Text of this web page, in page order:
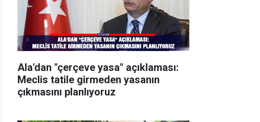
Ala'dan "çerçeve yasa" açıklaması:
Meclis tatile girmeden yasanın
çıkmasını planlıyoruz